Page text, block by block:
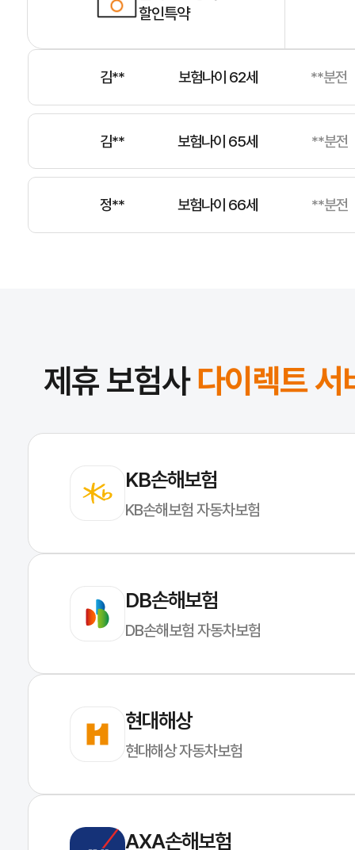
할인특약
박** 보험나이 51세
김** 보험나이 62세 **분전
김** 보험나이 65세 **분전
정** 보험나이 66세 **분전
제휴 보험사다이렉트 서
KB손해보험
KB손해보험 자동차보험
DB손해보험
DB손해보험 자동차보험
현대해상
현대해상 자동차보험
AXA손해보험